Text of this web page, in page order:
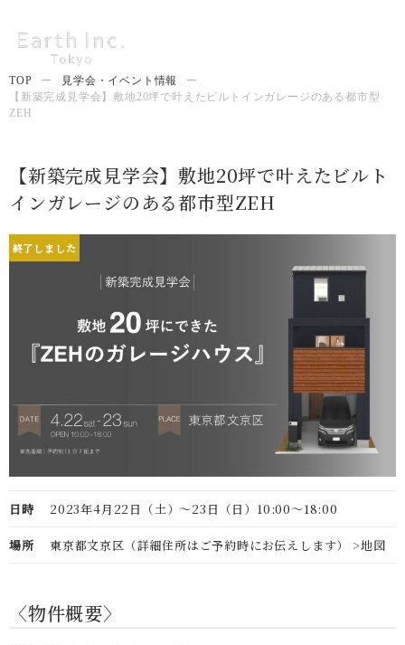
TOP ー 見学会・イベント情報
ー
【新築完成見学会】敷地20坪で叶えたビルトインガレージのある都市型
ZEH
【新築完成見学会】敷地20坪で叶えたビルト
インガレージのある都市型ZEH
終了しました
日時 2023年4月22日（土）〜23日（日）10:00～18:00
場所 東京都文京区（詳細住所はご予約時にお伝えします） >地図
〈物件概要〉